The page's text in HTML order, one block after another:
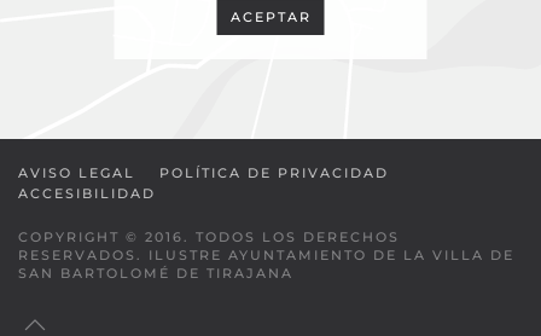
ACEPTAR
AVISO LEGAL
POLÍTICA DE PRIVACIDAD
ACCESIBILIDAD
COPYRIGHT © 2016. TODOS LOS DERECHOS
RESERVADOS. ILUSTRE AYUNTAMIENTO DE LA VILLA DE
SAN BARTOLOMÉ DE TIRAJANA